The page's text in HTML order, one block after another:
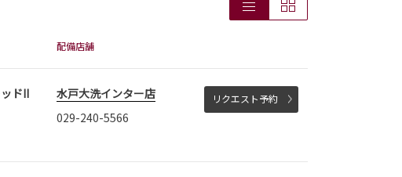
配備店舗
ドII
水戸大洗インター店
029-240-5566
リクエスト予約